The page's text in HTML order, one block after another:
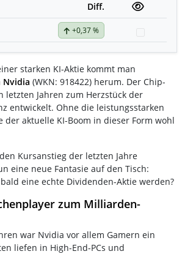
Diff.
+0,37 %
starken KI-Aktie kommt man
Nvidia (WKN: 918422) herum. Der Chip-
letzten Jahren zum Herzstück der
entwickelt. Ohne die leistungsstarken
der aktuelle KI-Boom in dieser Form wohl
Kursanstieg der letzten Jahre
eine neue Fantasie auf den Tisch:
eine echte Dividenden-Aktie werden?
zum Milliarden-
war Nvidia vor allem Gamern ein
liefen in High-End-PCs und